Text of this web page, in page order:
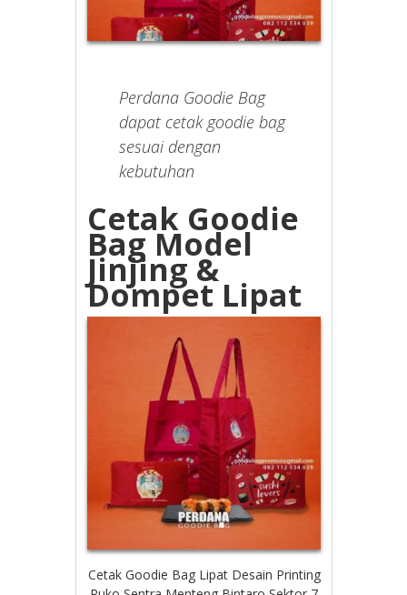
Perdana Goodie Bag
dapat cetak goodie bag
sesuai dengan
kebutuhan
Cetak Goodie
Bag Model
Jinjing &
Dompet Lipat
Cetak Goodie Bag Lipat Desain Printing